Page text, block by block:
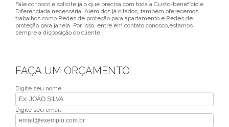
Fale conosco e solicite já o que precisa com toda a Custo-benefício e
Diferenciada necessária. Além dos já citados, também oferecemos
trabalhos como Redes de proteção para apartamento e Redes de
proteção para janela. Por isso, entre em contato conosco,estamos
sempre a disposição do cliente.
FAÇA UM ORÇAMENTO
Digite seu nome
Digite seu email